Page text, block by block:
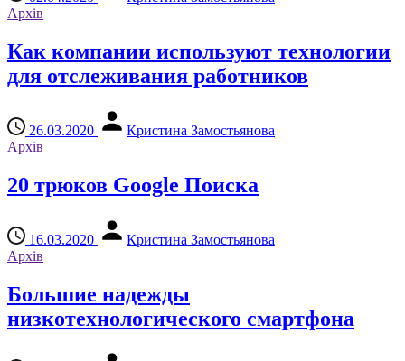
Архів
Как компании используют технологии
для отслеживания работников
26.03.2020
Кристина Замостьянова
Архів
20 трюков Google Поиска
16.03.2020
Кристина Замостьянова
Архів
Большие надежды
низкотехнологического смартфона